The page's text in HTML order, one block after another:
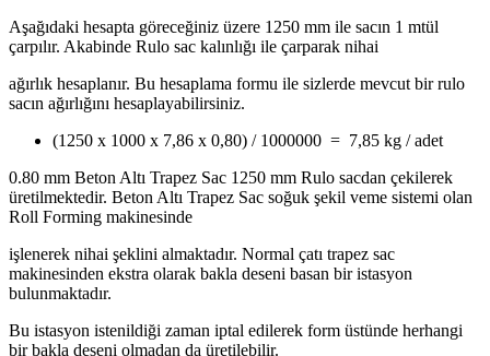
Aşağıdaki hesapta göreceğiniz üzere 1250 mm ile sacın 1 mtül
çarpılır. Akabinde Rulo sac kalınlığı ile çarparak nihai
ağırlık hesaplanır. Bu hesaplama formu ile sizlerde mevcut bir rulo
sacın ağırlığını hesaplayabilirsiniz.
(1250 x 1000 x 7,86 x 0,80) / 1000000 = 7,85 kg / adet
0.80 mm Beton Altı Trapez Sac 1250 mm Rulo sacdan çekilerek
üretilmektedir. Beton Altı Trapez Sac soğuk şekil veme sistemi olan
Roll Forming makinesinde
işlenerek nihai şeklini almaktadır. Normal çatı trapez sac
makinesinden ekstra olarak bakla deseni basan bir istasyon
bulunmaktadır.
Bu istasyon istenildiği zaman iptal edilerek form üstünde herhangi
bir bakla deseni olmadan da üretilebilir.